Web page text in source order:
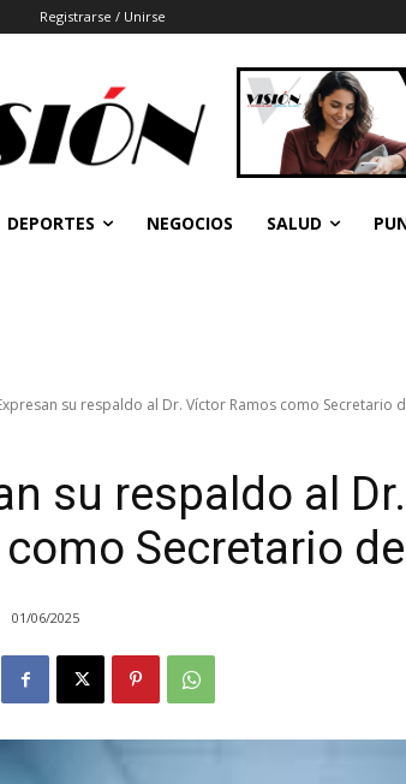
Registrarse / Unirse
DEPORTES NEGOCIOS SALUD
su respaldo al Dr. Víctor Ramos como Secretario
su respaldo al
Secretario
01/06/2025